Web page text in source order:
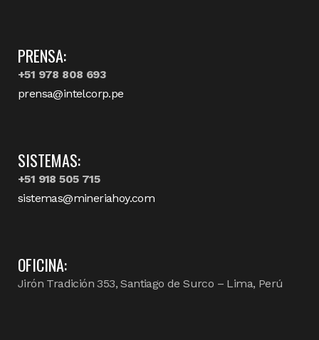
PRENSA:
+51 978 808 693
prensa@intelcorp.pe
SISTEMAS:
+51 918 505 715
sistemas@mineriahoy.com
OFICINA:
Jirón Tradición 353, Santiago de Surco – Lima, Perú